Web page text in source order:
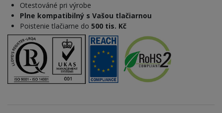
Otestováné pri výrobe
Plne kompatibilný s Vašou tlačiarnou
Poistenie tlačiarne do 500 tis. Kč